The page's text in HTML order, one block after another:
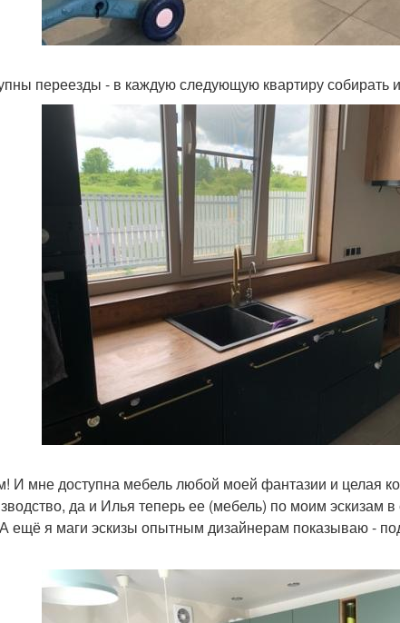
переезды - в каждую следующую квартиру собирать
И мне доступна мебель любой моей фантазии и целая
да и Илья теперь ее (мебель) по моим эскизам
ещё я маги эскизы опытным дизайнерам показываю -